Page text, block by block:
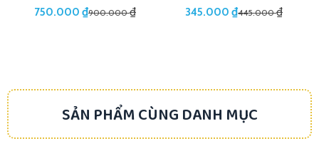
900.000₫
750.000 ₫ 445.000₫
345.000 ₫
SẢN PHẨM CÙNG DANH MỤC